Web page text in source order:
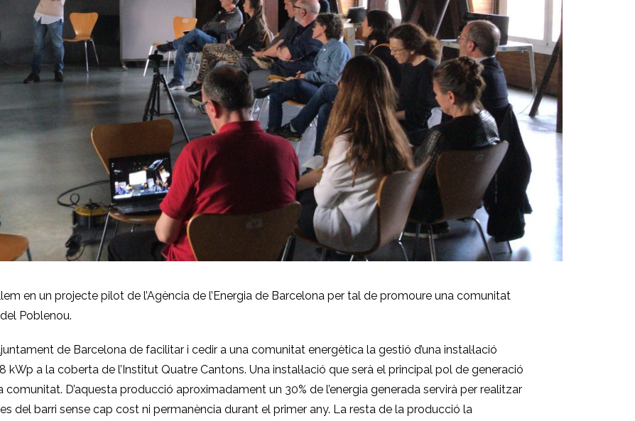
en un projecte pilot de l’Agència de l’Energia de Barcelona per tal de promoure una comunitat
Poblenou.
de Barcelona de facilitar i cedir a una comunitat energètica la gestió d’una instal·lació
a la coberta de l’Institut Quatre Cantons. Una instal·lació que serà el principal pol de generació
comunitat. D’aquesta producció aproximadament un 30% de l’energia generada servirà per realitzar
del barri sense cap cost ni permanència durant el primer any. La resta de la producció la